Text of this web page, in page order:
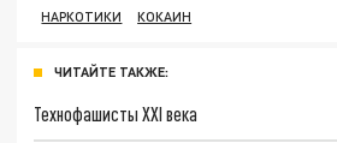
НАРКОТИКИ
КОКАИН
ЧИТАЙТЕ ТАКЖЕ:
Технофашисты XXI века